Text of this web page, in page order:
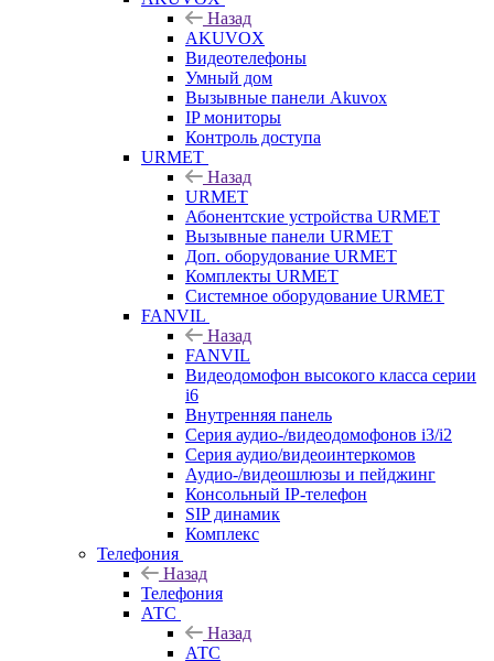
Назад
AKUVOX
Видеотелефоны
Умный дом
Вызывные панели Akuvox
IP мониторы
Контроль доступа
URMET
Назад
URMET
Абонентские устройства URMET
Вызывные панели URMET
Доп. оборудование URMET
Комплекты URMET
Системное оборудование URMET
FANVIL
Назад
FANVIL
Видеодомофон высокого класса серии
i6
Внутренняя панель
Серия аудио-/видеодомофонов i3/i2
Серия аудио/видеоинтеркомов
Аудио-/видеошлюзы и пейджинг
Консольный IP-телефон
SIP динамик
Комплекс
Телефония
Назад
Телефония
АТС
Назад
АТС